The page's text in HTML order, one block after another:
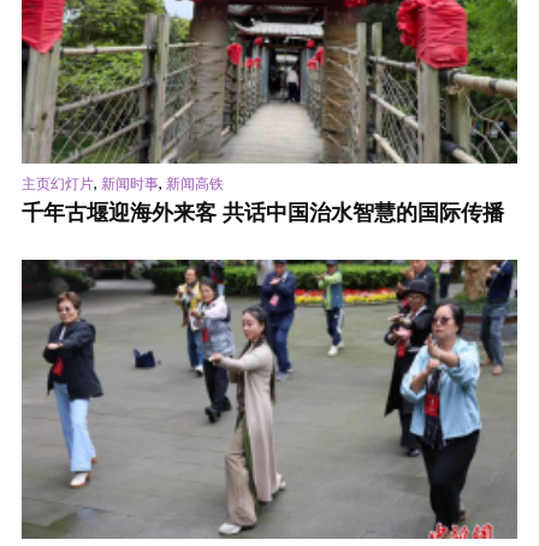
主页幻灯片, 新闻时事, 新闻高铁
千年古堰迎海外来客 共话中国治水智慧的国际传播